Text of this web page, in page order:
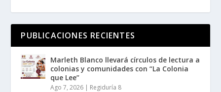
PUBLICACIONES RECIENTES
Marleth Blanco llevará círculos de lectura a
colonias y comunidades con “La Colonia
que Lee”
Ago 7, 2026 | Regiduría 8